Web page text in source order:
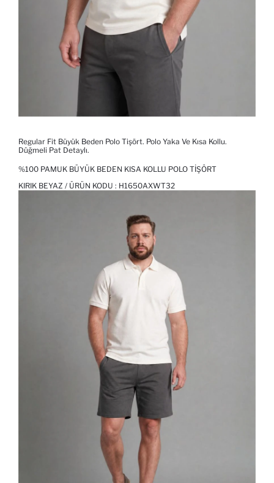
Regular Fit Büyük Beden Polo Tişört. Polo Yaka Ve Kısa Kollu.
Düğmeli Pat Detaylı.
%100 PAMUK BÜYÜK BEDEN KISA KOLLU POLO TIŞÖRT
KIRIK BEYAZ / ÜRÜN KODU : H1650AXWT32